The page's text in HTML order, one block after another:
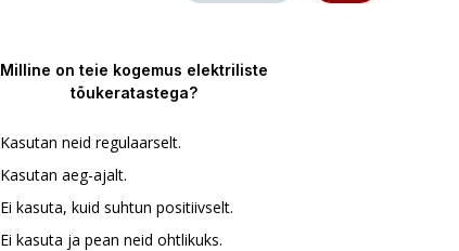
Milline on teie kogemus elektriliste
tõukeratastega?
Kasutan neid regulaarselt.
Kasutan aeg-ajalt.
Ei kasuta, kuid suhtun positiivselt.
Ei kasuta ja pean neid ohtlikuks.